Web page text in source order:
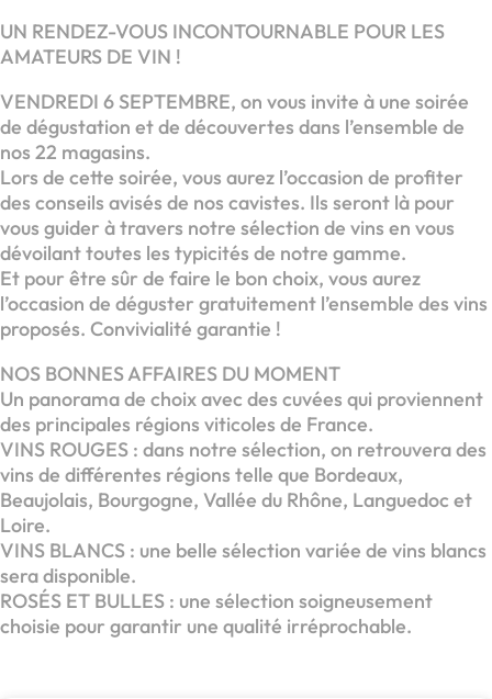
UN RENDEZ-VOUS INCONTOURNABLE POUR LES
AMATEURS DE VIN !
VENDREDI 6 SEPTEMBRE, on vous invite à une soirée
de dégustation et de découvertes dans l’ensemble de
nos 22 magasins.
Lors de cette soirée, vous aurez l’occasion de profiter
des conseils avisés de nos cavistes. Ils seront là pour
vous guider à travers notre sélection de vins en vous
dévoilant toutes les typicités de notre gamme.
Et pour être sûr de faire le bon choix, vous aurez
l’occasion de déguster gratuitement l’ensemble des vins
proposés. Convivialité garantie !
NOS BONNES AFFAIRES DU MOMENT
Un panorama de choix avec des cuvées qui proviennent
des principales régions viticoles de France.
VINS ROUGES : dans notre sélection, on retrouvera des
vins de différentes régions telle que Bordeaux,
Beaujolais, Bourgogne, Vallée du Rhône, Languedoc et
Loire.
VINS BLANCS : une belle sélection variée de vins blancs
sera disponible.
ROSÉS ET BULLES : une sélection soigneusement
choisie pour garantir une qualité irréprochable.